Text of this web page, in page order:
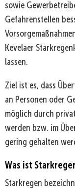
sowie
Gefahrenstellen
Kevelaer
lassen.
Ziel ist es, dass
an Personen oder
möglich durch
werden bzw. im
gering gehalten
Was ist
Starkregen